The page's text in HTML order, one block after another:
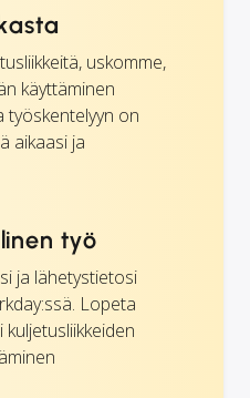
uskomme,
käyttäminen
työskentelyyn on
aikaasi ja
työ
ja lähetystietosi
Lopeta